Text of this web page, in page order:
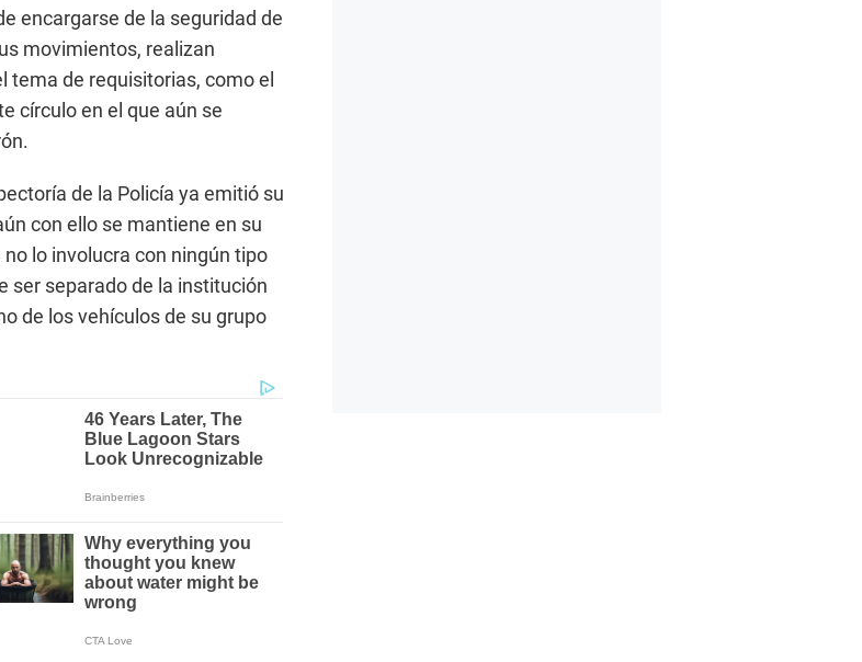
encargarse de la seguridad de
movimientos, realizan
tema de requisitorias, como el
círculo en el que aún se
de la Policía ya emitió su
con ello se mantiene en su
lo involucra con ningún tipo
ser separado de la institución
de los vehículos de su grupo